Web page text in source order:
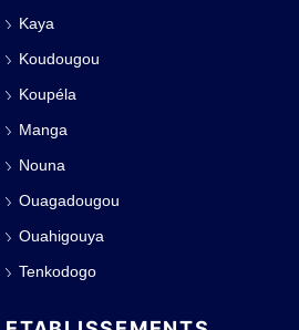
Kaya
Koudougou
Koupéla
Manga
Nouna
Ouagadougou
Ouahigouya
Tenkodogo